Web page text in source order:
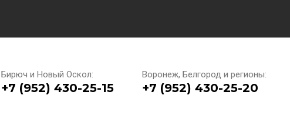
Бирюч и Новый Оскол:
+7 (952) 430-25-15
Воронеж, Белгород и регионы:
+7 (952) 430-25-20